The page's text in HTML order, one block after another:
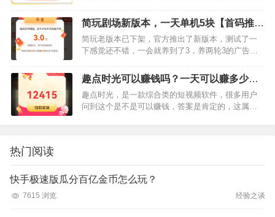
以签到，连续签到7天必得2元那这个产品如何赚？
首先我们必须先下载他下…
简玩剧场新版本，一天单机5块【首码推
荐】
简玩老版本已下架，官方推出了新版本，测试了一
下感觉还不错，一会就养到了3，养两轮3的广告应
升了20分钟左右，然后点获取任务就是看一轮广告
给3元奖励。估计每次…
趣点时光可以赚钱吗？一天可以赚多少，
小编亲测单机至少5元以上【首码推荐】
趣点时光，是一款综合类的短视频软件，很多用户
问到这个是不是可以赚钱，答案是肯定的，这属于
热门阅读
快手极速版瓜分百亿金币怎么玩？
7615 浏览 经验之谈